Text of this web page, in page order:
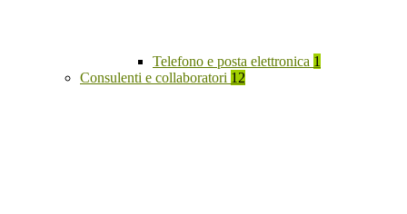
Telefono e posta elettronica 1
Consulenti e collaboratori 12